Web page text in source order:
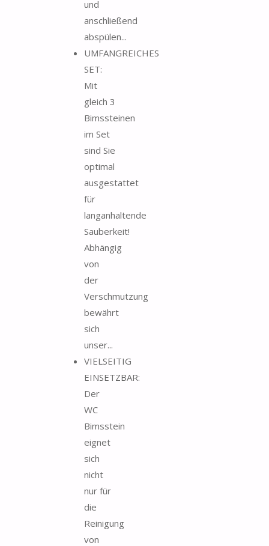
und
anschließend
abspülen...
UMFANGREICHES
SET:
Mit
gleich 3
Bimssteinen
im Set
sind Sie
optimal
ausgestattet
für
langanhaltende
Sauberkeit!
Abhängig
von
der
Verschmutzung
bewährt
sich
unser...
VIELSEITIG
EINSETZBAR:
Der
WC
Bimsstein
eignet
sich
nicht
nur für
die
Reinigung
von